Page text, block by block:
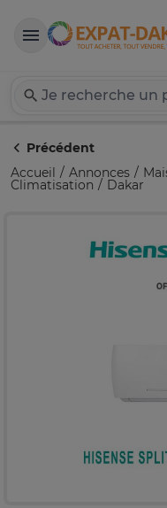
Précédent
Accueil
Annonces
Climatisation Dakar